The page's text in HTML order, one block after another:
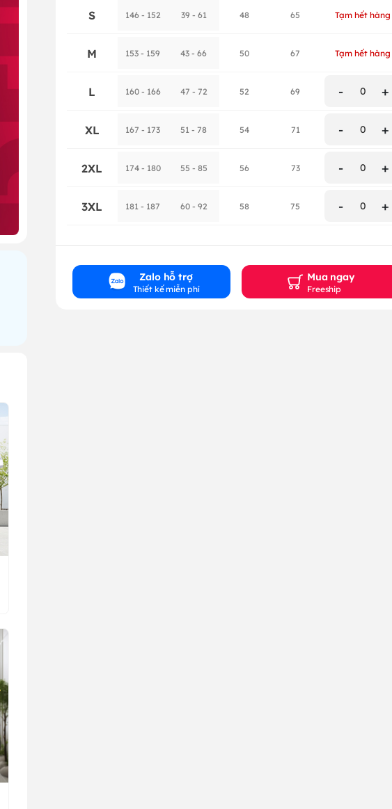
S 146 - 152 39 - 61 48 65 Tạm hết hàng
M 153 - 159 43 - 66 50 67 Tạm hết hàng
L 160 - 166 47 - 72 52 69 - 0 +
XL 167 - 173 51 - 78 54 71 - 0 +
2XL 174 - 180 55 - 85 56 73 - 0 +
3XL 181 - 187 60 - 92 58 75 - 0 +
Zalo hỗ trợ
Thiết kế miễn phí
Mua ngay
Freeship